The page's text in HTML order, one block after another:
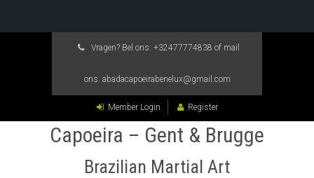
Vragen? Bel ons: +32477774838 of mail
ons: abadacapoeirabenelux@gmail.com
Member Login Register
Capoeira – Gent & Brugge
Brazilian Martial Art